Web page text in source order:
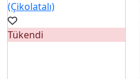
Tükendi